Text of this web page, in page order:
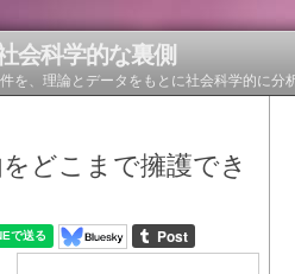
会科学的な裏側
を、理論とデータをもとに社会科学的に分
どこまで擁護でき